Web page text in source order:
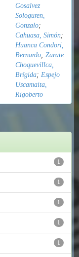
Gosalvez
Sologuren,
Gonzalo;
Cahuasa, Simón;
Huanca Condori,
Bernardo; Zarate
Choquevillca,
Brígida; Espejo
Uscamaita,
Rigoberto
1
1
1
1
1